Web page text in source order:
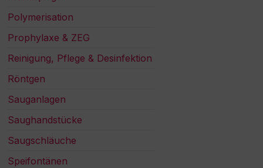
Polymerisation
Prophylaxe & ZEG
Reinigung, Pflege & Desinfektion
Röntgen
Sauganlagen
Saughandstücke
Saugschläuche
Speifontänen